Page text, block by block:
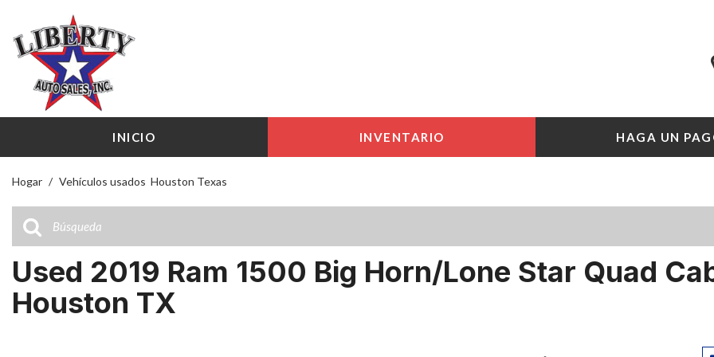
INICIO INVENTARIO HAGA UN
Hogar / Vehículos usados ​ Houston Texas
Used 2019 Ram 1500 Big Horn/lone Star Quad
Houston TX